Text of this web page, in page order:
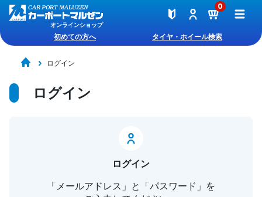
オンラインショップ
0
初めての方へ タイヤ・ホイール検索
ログイン
ログイン
ログイン
「メールアドレス」と「パスワード」を